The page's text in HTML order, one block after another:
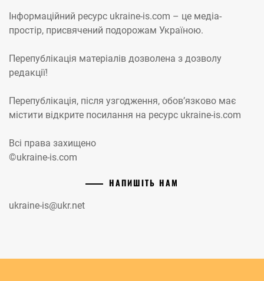
Інформаційний ресурс ukraine-is.com – це медіа-
простір, присвячений подорожам Україною.
Перепублікація матеріалів дозволена з дозволу
редакції!
Перепублікація, після узгодження, обов’язково має
містити відкрите посилання на ресурс ukraine-is.com
Всі права захищено
©ukraine-is.com
НАПИШІТЬ НАМ
ukraine-is@ukr.net